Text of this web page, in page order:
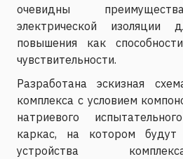
очевидны
электрической изоляции
повышения как
чувствительности.
Разработана эскизная
комплекса с условием
натриевого
каркас, на котором будут
устройства